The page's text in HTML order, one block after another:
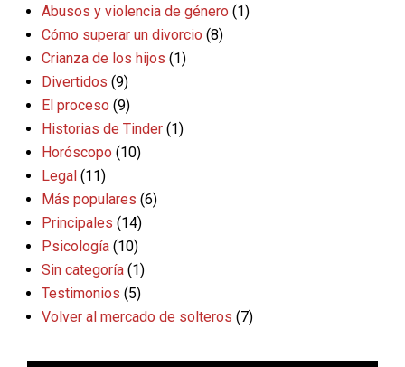
Abusos y violencia de género (1)
Cómo superar un divorcio (8)
Crianza de los hijos (1)
Divertidos (9)
El proceso (9)
Historias de Tinder (1)
Horóscopo (10)
Legal (11)
Más populares (6)
Principales (14)
Psicología (10)
Sin categoría (1)
Testimonios (5)
Volver al mercado de solteros (7)